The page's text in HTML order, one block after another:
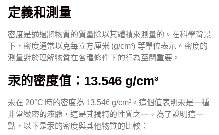
定義和測量
密度是通過將物質的質量除以其體積來測量的。在科學背景
下，密度通常以克每立方厘米 (g/cm³) 等單位表示。密度的
測量對於理解物質在各種條件下的行為至關重要。
汞的密度值：13.546 g/cm³
汞在 20°C 時的密度為 13.546 g/cm³。這個值表明汞是一種
非常緻密的液體，這是其獨特的性質之一。為了說明這一
點，以下是汞的密度與其他物質的比較：